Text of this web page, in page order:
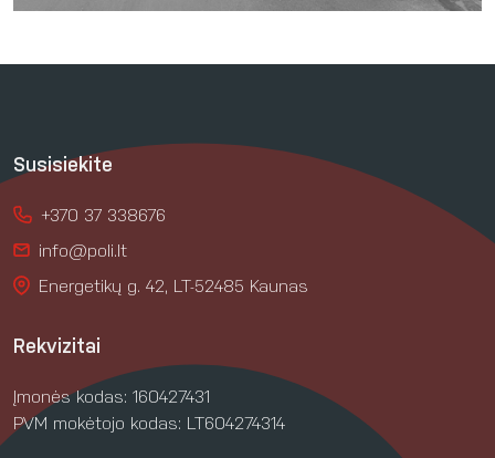
Susisiekite
+370 37 338676
info@poli.lt
Energetikų g. 42, LT-52485 Kaunas
Rekvizitai
Įmonės kodas: 160427431
PVM mokėtojo kodas: LT604274314